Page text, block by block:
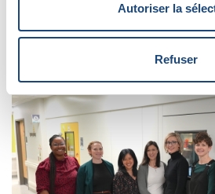
Autoriser la
Refuser